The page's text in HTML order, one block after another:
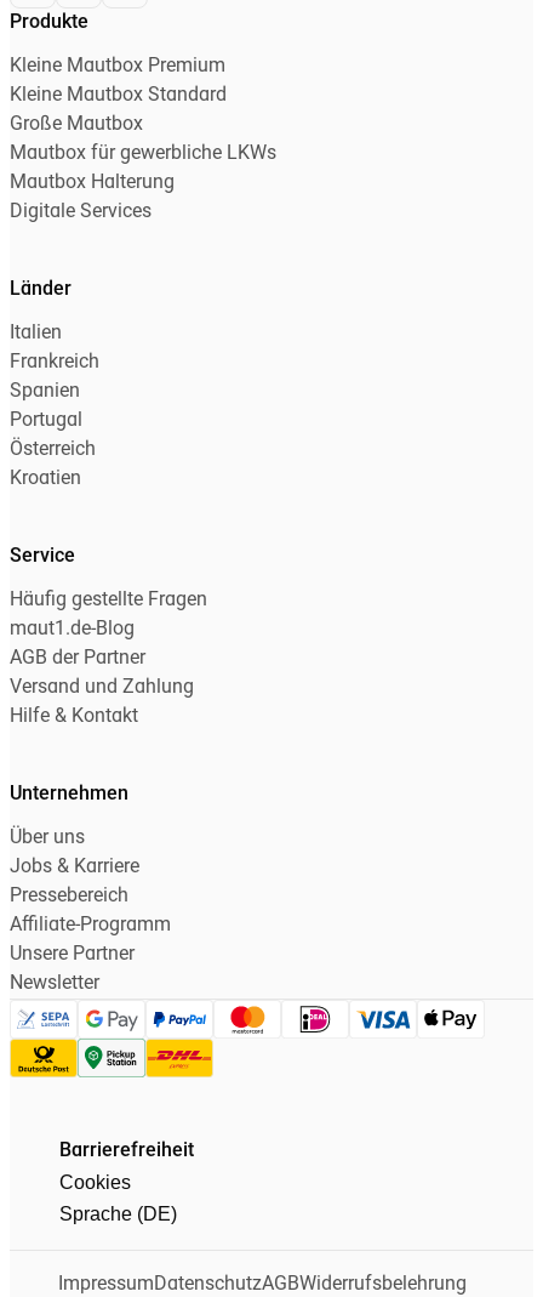
Produkte
Kleine Mautbox Premium
Kleine Mautbox Standard
Große Mautbox
Mautbox für gewerbliche LKWs
Mautbox Halterung
Digitale Services
Länder
Italien
Frankreich
Spanien
Portugal
Österreich
Kroatien
Service
Häufig gestellte Fragen
maut1.de-Blog
AGB der Partner
Versand und Zahlung
Hilfe & Kontakt
Unternehmen
Über uns
Jobs & Karriere
Pressebereich
Affiliate-Programm
Unsere Partner
Newsletter
Barrierefreiheit
Cookies
Sprache (DE)
ImpressumDatenschutzAGBWiderrufsbelehrung